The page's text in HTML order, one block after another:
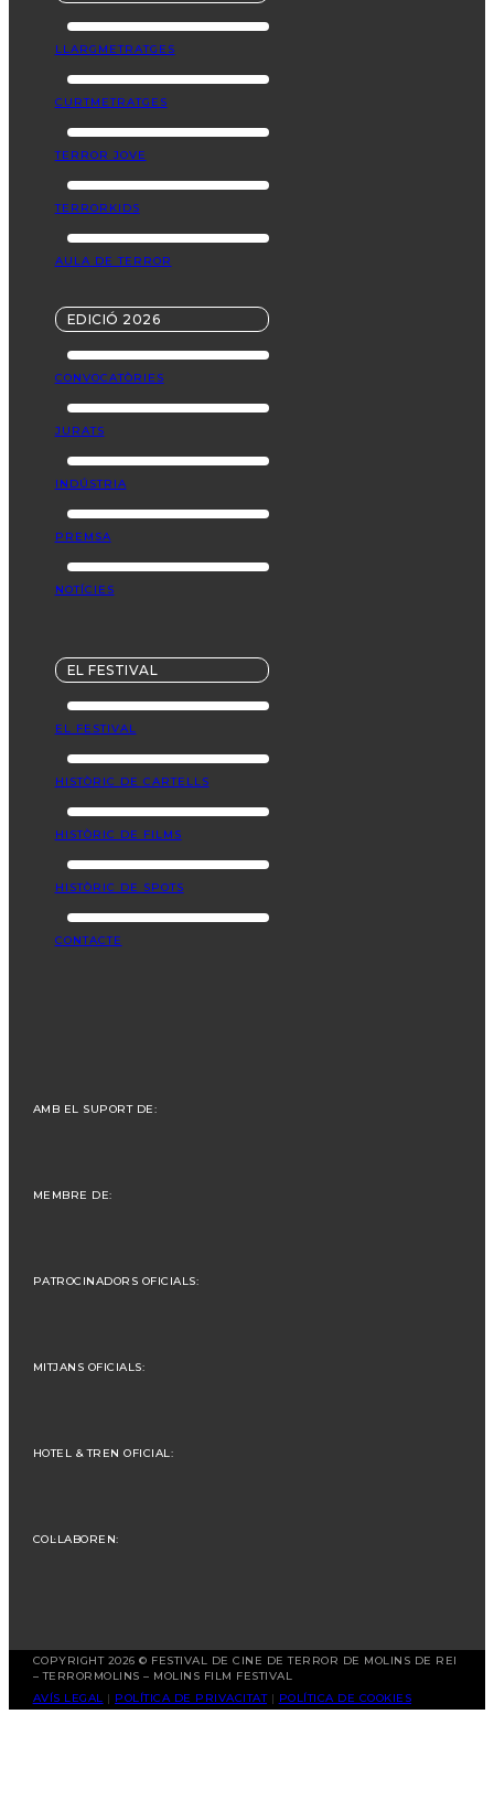
LLARGMETRATGES
CURTMETRATGES
TERROR JOVE
TERRORKIDS
AULA DE TERROR
EDICIÓ 2026
CONVOCATÒRIES
JURATS
INDÚSTRIA
PREMSA
NOTÍCIES
EL FESTIVAL
EL FESTIVAL
HISTÒRIC DE CARTELLS
HISTÒRIC DE FILMS
HISTÒRIC DE SPOTS
CONTACTE
AMB EL SUPORT DE:
MEMBRE DE:
PATROCINADORS OFICIALS:
MITJANS OFICIALS:
HOTEL & TREN OFICIAL:
COL·LABOREN:
COPYRIGHT 2026 © FESTIVAL DE CINE DE TERROR DE MOLINS DE REI
– TERRORMOLINS – MOLINS FILM FESTIVAL
AVÍS LEGAL | POLÍTICA DE PRIVACITAT| POLÍTICA DE COOKIES